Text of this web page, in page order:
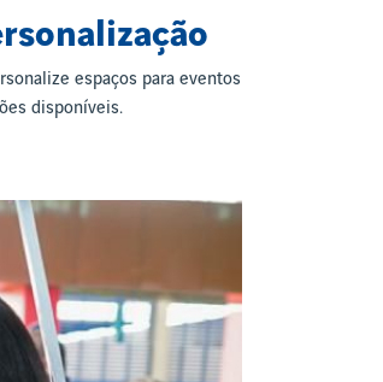
espaços para eventos
disponíveis.